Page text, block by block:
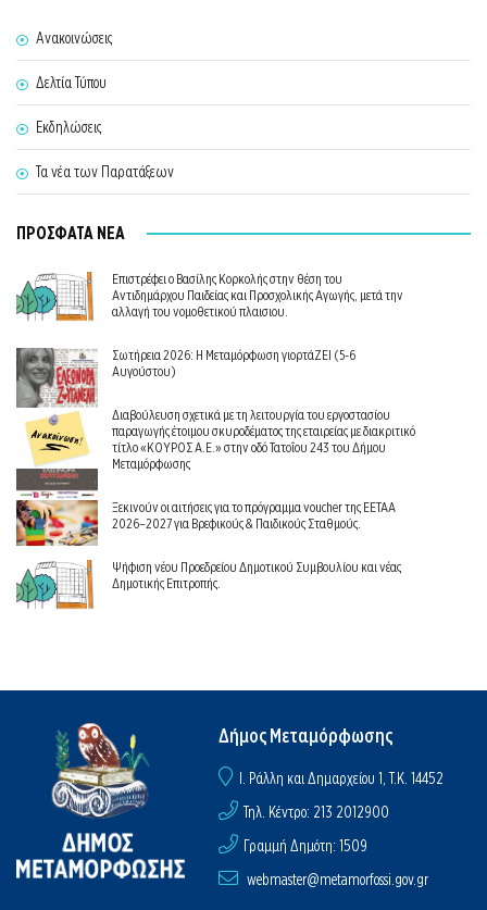
Ανακοινώσεις
Δελτία Τύπου
Εκδηλώσεις
Τα νέα των Παρατάξεων
ΠΡΟΣΦΑΤΑ ΝΕΑ
Επιστρέφει ο Βασίλης Κορκολής στην θέση του
Αντιδημάρχου Παιδείας και Προσχολικής Αγωγής, μετά την
αλλαγή του νομοθετικού πλαισιου.
Σωτήρεια 2026: Η Μεταμόρφωση γιορτάΖΕΙ (5-6
Αυγούστου)
Διαβούλευση σχετικά με τη λειτουργία του εργοστασίου
παραγωγής έτοιμου σκυροδέματος της εταιρείας με διακριτικό
τίτλο «ΚΟΥΡΟΣ Α.Ε.» στην οδό Τατοΐου 243 του Δήμου
Μεταμόρφωσης
Ξεκινούν οι αιτήσεις για το πρόγραμμα voucher της ΕΕΤΑΑ
2026–2027 για Βρεφικούς & Παιδικούς Σταθμούς.
Ψήφιση νέου Προεδρείου Δημοτικού Συμβουλίου και νέας
Δημοτικής Επιτροπής.
Δήμος Μεταμόρφωσης
I. Ράλλη και Δημαρχείου 1, Τ.Κ. 14452
Τηλ. Κέντρο: 213 2012900
Γραμμή Δημότη: 1509
webmaster@metamorfossi.gov.gr